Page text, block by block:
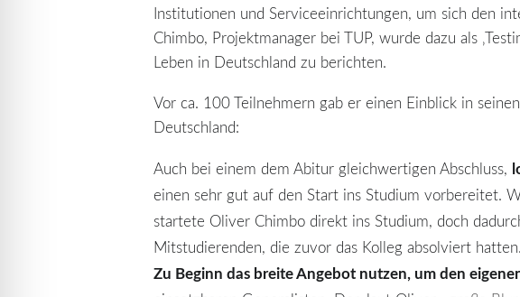
Institutionen und Serviceeinrichtungen, um sich den
Chimbo, Projektmanager bei TUP, wurde dazu als
Leben in Deutschland zu berichten.
Vor ca. 100 Teilnehmern gab er einen Einblick in
Deutschland:
Auch bei einem dem Abitur gleichwertigen Abschluss,
einen sehr gut auf den Start ins Studium vorbereitet.
startete Oliver Chimbo direkt ins Studium, doch
Mitstudierenden, die zuvor das Kolleg absolviert hatten.
Zu Beginn das breite Angebot nutzen, um den